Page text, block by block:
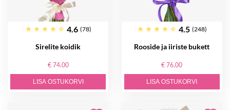
4.6 (78)
Sirelite koidik
€ 74.00
LISA OSTUKORVI
4.5 (248)
Rooside ja iiriste bukett
€ 76.00
LISA OSTUKORVI